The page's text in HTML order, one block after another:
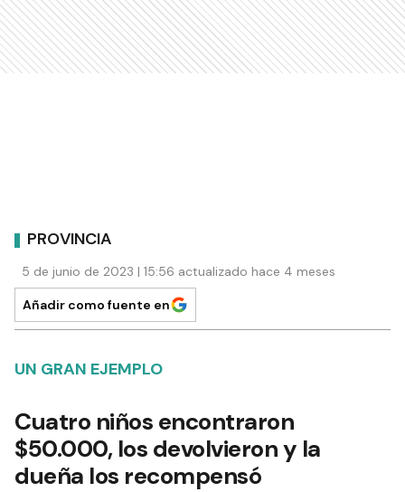
PROVINCIA
5 de junio de 2023 | 15:56 actualizado hace 4 meses
Añadir como fuente en
UN GRAN EJEMPLO
Cuatro niños encontraron
$50.000, los devolvieron y la
dueña los recompensó